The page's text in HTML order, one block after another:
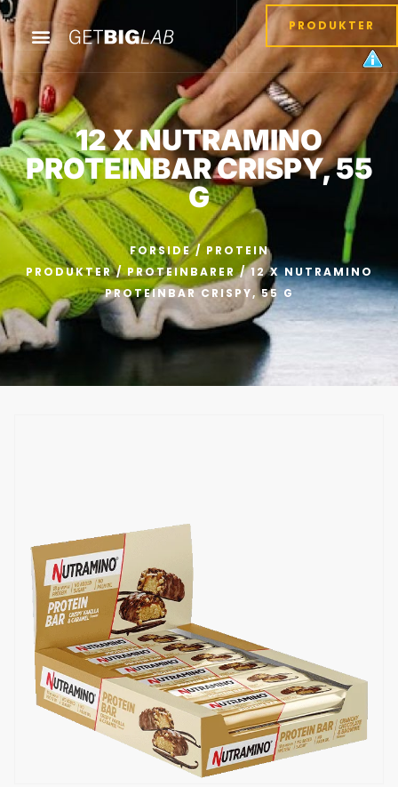
PRODUKTER
12 X NUTRAMINO
PROTEINBAR CRISPY, 55
G
FORSIDE/ PROTEIN
PRODUKTER/PROTEINBARER/ 12 X NUTRAMINO
PROTEINBAR CRISPY, 55 G